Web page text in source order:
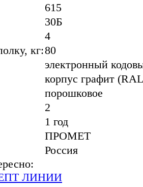
615
30Б
4
кг:80
электронный
корпус графит
порошковое
2
1 год
ПРОМЕТ
Россия